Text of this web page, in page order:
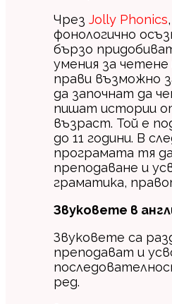
Чрез Jolly Phonics
фонологично
бързо
умения за
прави възможно
да започнат да
пишат истории
възраст. Той е
до 11 години. В
програмата тя
преподаване и
граматика,
Звуковете в
Звуковете са
преподават и
ред.